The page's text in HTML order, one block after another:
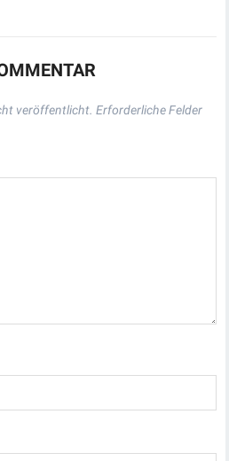
veröffentlicht. Erforderliche Felder